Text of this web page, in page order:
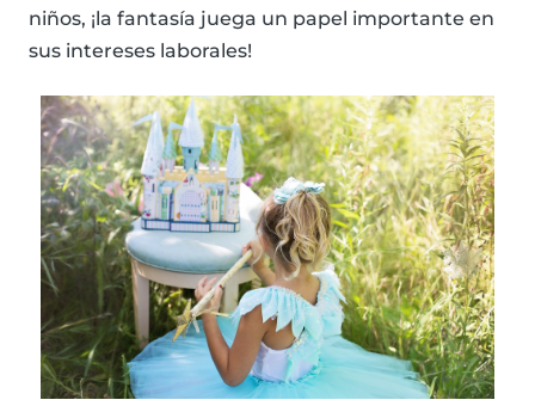
niños, ¡la fantasía juega un papel importante en
sus intereses laborales!